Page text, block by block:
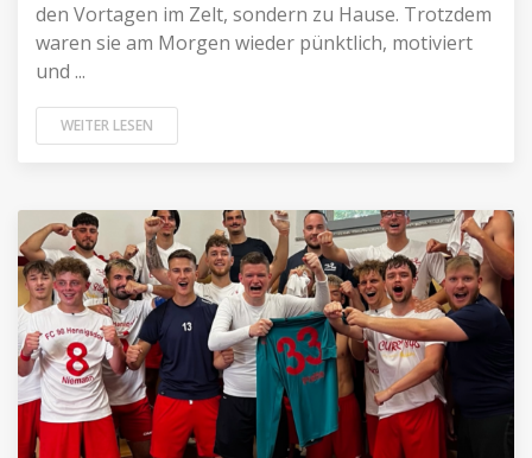
den Vortagen im Zelt, sondern zu Hause. Trotzdem
waren sie am Morgen wieder pünktlich, motiviert
und ...
WEITER LESEN